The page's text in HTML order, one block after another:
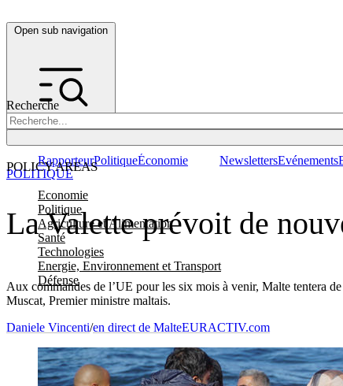
Open sub navigation
Recherche
POLICY AREAS
Economie
Politique
Agriculture et Alimentation
Santé
Technologies
Energie, Environnement et Transport
Défense
RapporteurPolitiqueÉconomie NewslettersEvénements
La Valette prévoit de
Aux commandes de l’UE pour les six mois à venir, Malte tentera
Muscat, Premier ministre maltais.
POLITIQUE
Daniele Vincenti/en direct de MalteEURACTIV.com